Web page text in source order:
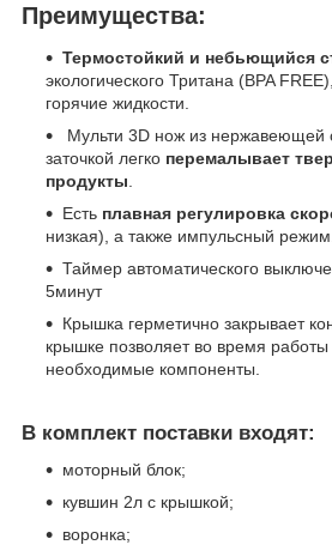
Преимущества:
Термостойкий и небьющийся
экологического Тритана (BPA
горячие жидкости.
Мульти 3D нож из нержавеющей
заточкой легко перемалывает
продукты.
Есть плавная регулировка
низкая), а также импульсный
Таймер автоматического
5минут
Крышка герметично закрывает
крышке позволяет во время работы
необходимые компоненты.
В комплект поставки входят:
моторный блок;
кувшин 2л с крышкой;
воронка;